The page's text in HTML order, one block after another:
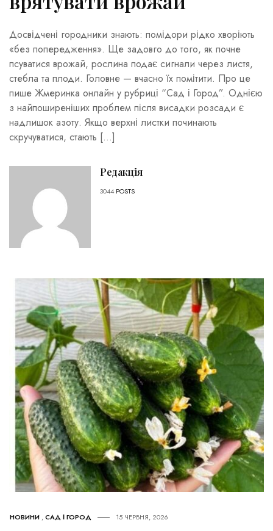
Досвідчені городники знають: помідори рідко хворіють
«без попередження». Ще задовго до того, як почне
псуватися врожай, рослина подає сигнали через листя,
стебла та плоди. Головне — вчасно їх помітити. Про це
пише Жмеринка онлайн у рубриці “Сад і Город”. Однією
з найпоширеніших проблем після висадки розсади є
надлишок азоту. Якщо верхні листки починають
скручуватися, стають […]
Редакція
3044 POSTS
НОВИНИ ,САД І ГОРОД 15 ЧЕРВНЯ, 2026